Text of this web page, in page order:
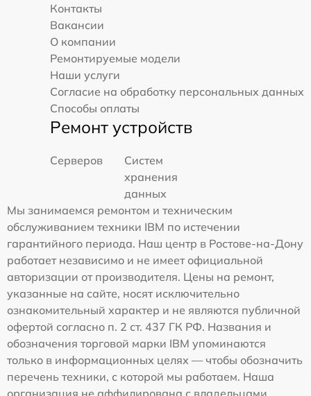
Контакты
Вакансии
О компании
Ремонтируемые модели
Наши услуги
Согласие на обработку персональных данных
Способы оплаты
Ремонт устройств
Серверов
Систем
хранения
данных
Мы занимаемся ремонтом и техническим
обслуживанием техники IBM по истечении
гарантийного периода. Наш центр в Ростове-на-Дону
работает независимо и не имеет официальной
авторизации от производителя. Цены на ремонт,
указанные на сайте, носят исключительно
ознакомительный характер и не являются публичной
офертой согласно п. 2 ст. 437 ГК РФ. Названия и
обозначения торговой марки IBM упоминаются
только в информационных целях — чтобы обозначить
перечень техники, с которой мы работаем. Наша